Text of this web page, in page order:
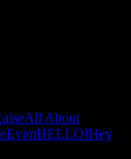
All About
EvimHELLO!Hey